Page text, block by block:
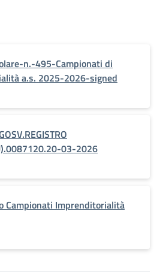
n.-495-Campionati di
a.s. 2025-2026-signed
03-2026
Campionati Imprenditorialità